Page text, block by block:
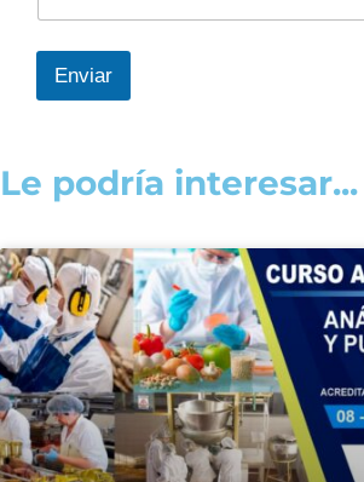
Enviar
Le podría interesar...